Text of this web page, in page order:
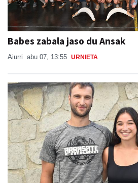
Babes zabala jaso du Ansak
Aiurri abu 07, 13:55 URNIETA